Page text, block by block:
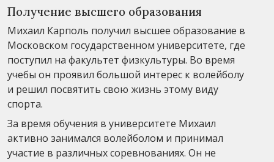
Получение высшего образования
Михаил Карполь получил высшее образование в
Московском государственном университете, где
поступил на факультет физкультуры. Во время
учебы он проявил большой интерес к волейболу
и решил посвятить свою жизнь этому виду
спорта.
За время обучения в университете Михаил
активно занимался волейболом и принимал
участие в различных соревнованиях. Он не